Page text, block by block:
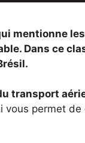
mentionne
Dans ce
transport
permet